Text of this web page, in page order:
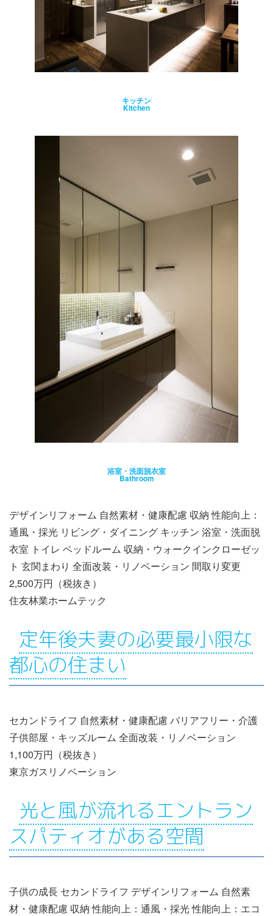
キッチン
Kitchen
浴室・洗面脱衣室
Bathroom
デザインリフォーム 自然素材・健康配慮 収納 性能向上：
通風・採光 リビング・ダイニング キッチン 浴室・洗面脱
衣室 トイレ ベッドルーム 収納・ウォークインクローゼッ
ト 玄関まわり 全面改装・リノベーション 間取り変更
2,500万円（税抜き）
住友林業ホームテック
定年後夫妻の必要最小限な
都心の住まい
セカンドライフ 自然素材・健康配慮 バリアフリー・介護
子供部屋・キッズルーム 全面改装・リノベーション
1,100万円（税抜き）
東京ガスリノベーション
光と風が流れるエントラン
スパティオがある空間
子供の成長 セカンドライフ デザインリフォーム 自然素
材・健康配慮 収納 性能向上：通風・採光 性能向上：エコ